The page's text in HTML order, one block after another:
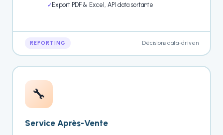
Export PDF & Excel, API data sortante
REPORTING Décisions data-driven
🔧
Service Après-Vente